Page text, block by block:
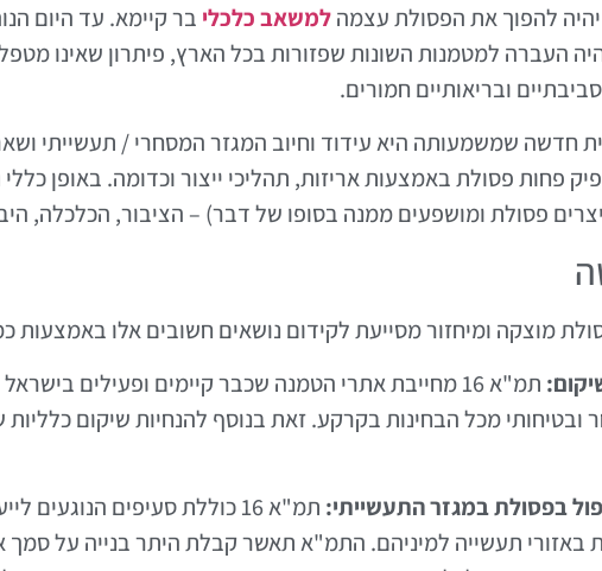
להפוך את הפסולת עצמהלמשאב כלכלי בר קיימא. עד היום
העברה למטמנות השונות שפזורות בכל הארץ, פיתרון שאינו
ובריאותיים חמורים.
חדשה שמשמעותה היא עידוד וחיוב המגזר המסחרי /
פסולת ומושפעים ממנה בסופו של דבר) – הציבור, הכלכלה,
ומיחזור מסייעת לקידום נושאים חשובים אלו באמצעות כמה כלים
תמ"א 16 מחייבת אתרי הטמנה שכבר קיימים ופעילים
ובטיחותי מכל הבחינות בקרקע. זאת בנוסף להנחיות שיקום
בפסולת במגזר התעשייתי:
תמ"א 16 כוללת סעיפים
באזורי תעשייה למיניהם. התמ"א תאשר קבלת היתר בנייה על סמך